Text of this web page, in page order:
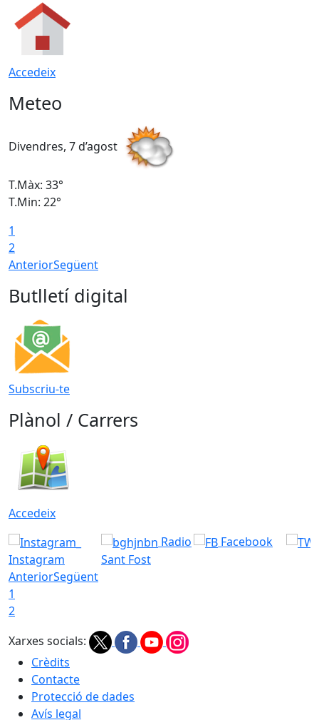
Accedeix
Meteo
Divendres, 7 d’agost
T.Màx: 33°
T.Min: 22°
1
2
AnteriorSegüent
Butlletí digital
Subscriu-te
Plànol / Carrers
Accedeix
Instagram
Radio
Sant Fost
Facebook
AnteriorSegüent
1
2
Xarxes socials:
Crèdits
Contacte
Protecció de dades
Avís legal